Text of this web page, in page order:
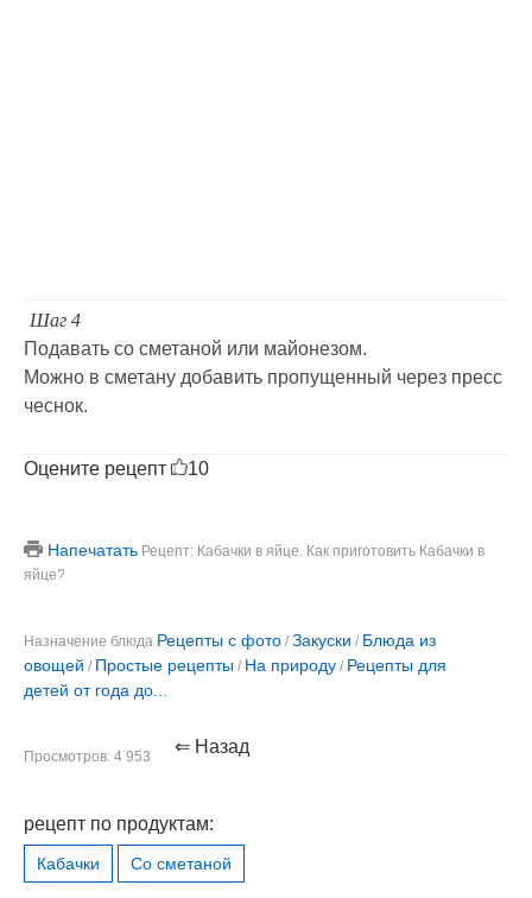
Шаг 4
Подавать со сметаной или майонезом.
Можно в сметану добавить пропущенный через пресс
чеснок.
Оцените рецепт 10
Напечатать Рецепт: Кабачки в яйце. Как приготовить Кабачки в
яйце?
Назначение блюда Рецепты с фото / Закуски / Блюда из
овощей / Простые рецепты / На природу / Рецепты для
детей от года до...
Просмотров: 4 953 ⇐ Назад
рецепт по продуктам:
Кабачки Со сметаной